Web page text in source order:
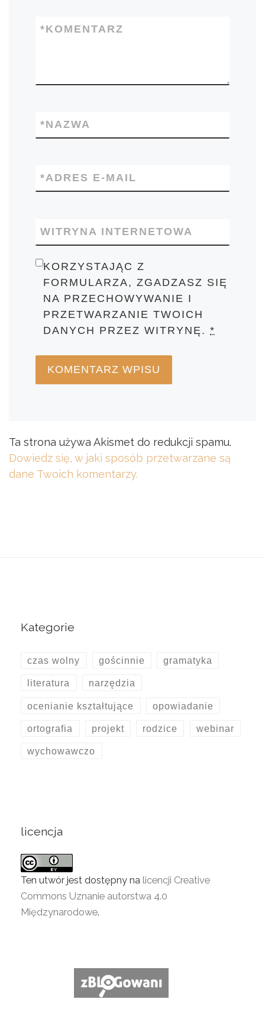
KOMENTARZ
*
NAZWA
*
ADRES E-MAIL
*
WITRYNA INTERNETOWA
KORZYSTAJĄC Z
FORMULARZA, ZGADZASZ SIĘ
NA PRZECHOWYWANIE I
PRZETWARZANIE TWOICH
DANYCH PRZEZ WITRYNĘ.*
Ta strona używa Akismet do redukcji spamu.
Dowiedz się, w jaki sposób przetwarzane są
dane Twoich komentarzy.
Kategorie
czas wolny gościnnie gramatyka
literatura narzędzia
ocenianie kształtujące opowiadanie
ortografia projekt rodzice webinar
wychowawczo
licencja
Ten utwór jest dostępny na licencji Creative
Commons Uznanie autorstwa 4.0
Międzynarodowe.